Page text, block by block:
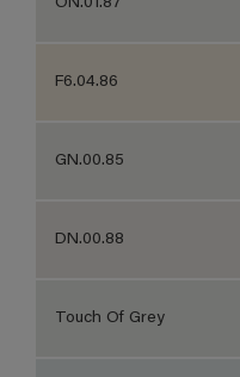
F6.04.86
GN.00.85
DN.00.88
Touch Of Grey